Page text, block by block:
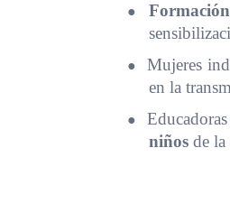
●
● Mujeres
en la
●
niños de la